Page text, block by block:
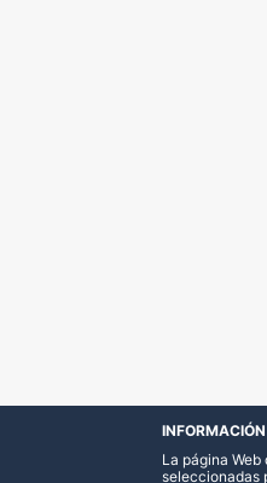
La página
seleccionadas